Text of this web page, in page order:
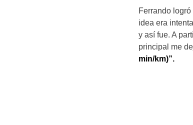
Ferrando
idea era
y así fue. A
principal me
min/km)”.